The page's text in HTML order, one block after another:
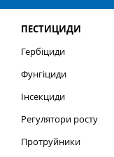
ПЕСТИЦИДИ
Гербіциди
Фунгіциди
Інсекциди
Регулятори росту
Протруйники